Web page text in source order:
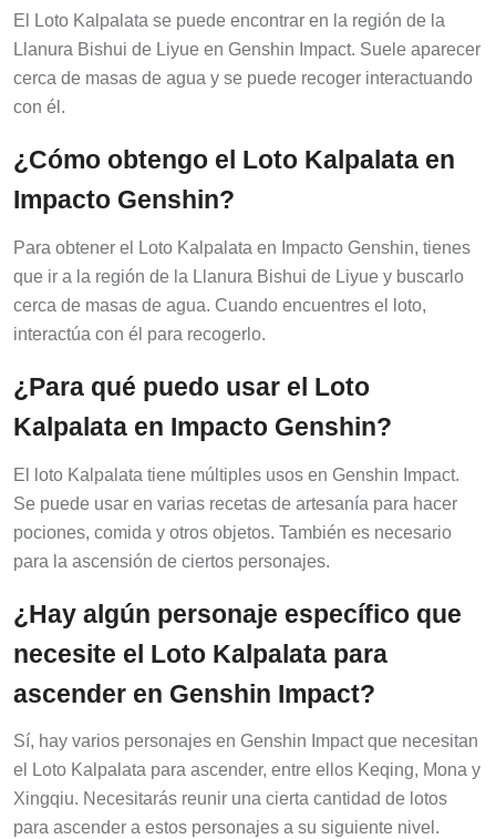
El Loto Kalpalata se puede encontrar en la región de la
Llanura Bishui de Liyue en Genshin Impact. Suele aparecer
cerca de masas de agua y se puede recoger interactuando
con él.
¿Cómo obtengo el Loto Kalpalata en
Impacto Genshin?
Para obtener el Loto Kalpalata en Impacto Genshin, tienes
que ir a la región de la Llanura Bishui de Liyue y buscarlo
cerca de masas de agua. Cuando encuentres el loto,
interactúa con él para recogerlo.
¿Para qué puedo usar el Loto
Kalpalata en Impacto Genshin?
El loto Kalpalata tiene múltiples usos en Genshin Impact.
Se puede usar en varias recetas de artesanía para hacer
pociones, comida y otros objetos. También es necesario
para la ascensión de ciertos personajes.
¿Hay algún personaje específico que
necesite el Loto Kalpalata para
ascender en Genshin Impact?
Sí, hay varios personajes en Genshin Impact que necesitan
el Loto Kalpalata para ascender, entre ellos Keqing, Mona y
Xingqiu. Necesitarás reunir una cierta cantidad de lotos
para ascender a estos personajes a su siguiente nivel.